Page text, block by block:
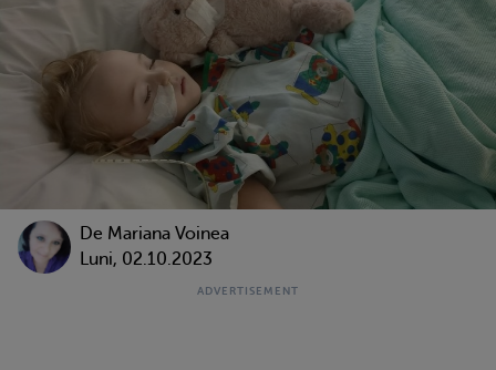
De Mariana Voinea
Luni, 02.10.2023